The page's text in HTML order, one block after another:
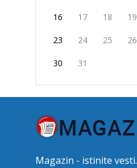
16 17 18 19
23 24 25 26
30 31
Magazin - istinite vesti.